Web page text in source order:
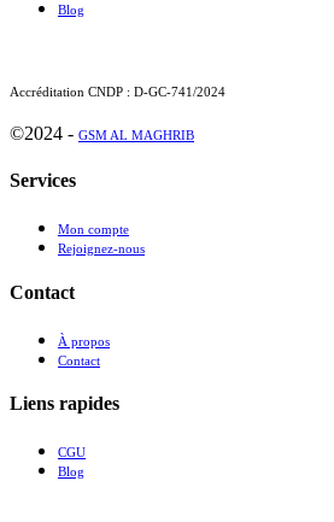
Blog
Accréditation CNDP : D-GC-741/2024
©2024 - GSM AL MAGHRIB
Services
Mon compte
Rejoignez-nous
Contact
À propos
Contact
Liens rapides
CGU
Blog